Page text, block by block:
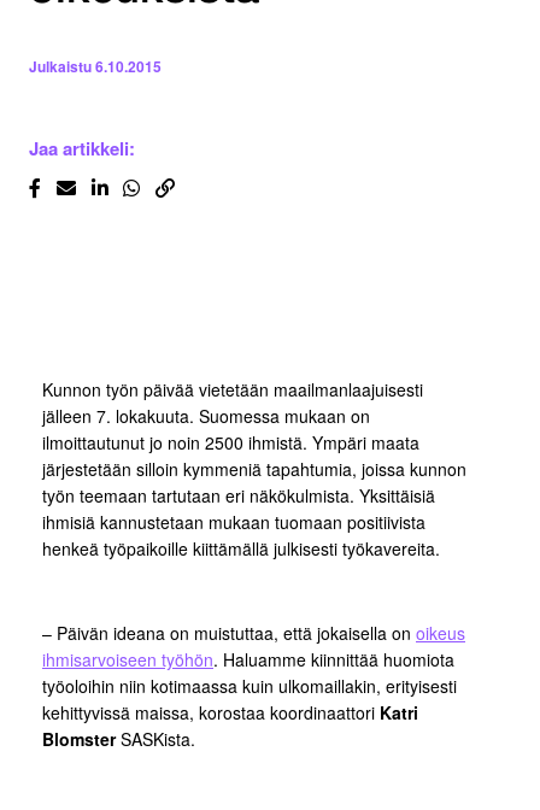
Julkaistu6.10.2015
Jaa artikkeli:
Kunnon työn päivää vietetään maailmanlaajuisesti
jälleen 7. lokakuuta. Suomessa mukaan on
ilmoittautunut jo noin 2500 ihmistä. Ympäri maata
järjestetään silloin kymmeniä tapahtumia, joissa kunnon
työn teemaan tartutaan eri näkökulmista. Yksittäisiä
ihmisiä kannustetaan mukaan tuomaan positiivista
henkeä työpaikoille kiittämällä julkisesti työkavereita.
– Päivän ideana on muistuttaa, että jokaisella on oikeus
ihmisarvoiseen työhön. Haluamme kiinnittää huomiota
työoloihin niin kotimaassa kuin ulkomaillakin, erityisesti
kehittyvissä maissa, korostaa koordinaattori Katri
BlomsterSASKista.